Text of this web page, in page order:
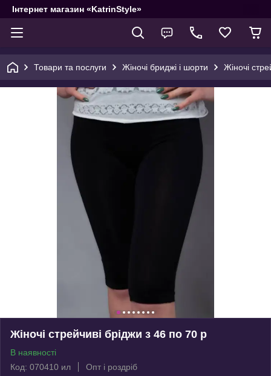
Інтернет магазин «KatrinStyle»
Товари та послуги Жіночі бриджі і шорти Жіночі
Жіночі стрейчиві бріджи з 46 по 70 р
В наявності
Код: 070410 ил
Опт і роздріб